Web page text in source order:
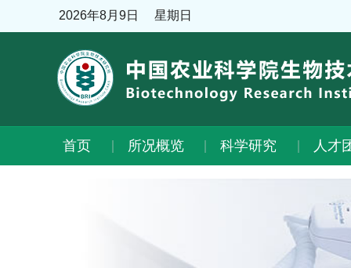
2026年8月9日 星期日
首页 所况概览 科学研究 人才